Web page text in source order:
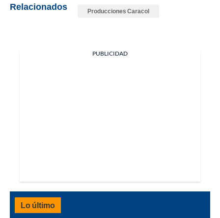
Relacionados Producciones Caracol
PUBLICIDAD
Lo último